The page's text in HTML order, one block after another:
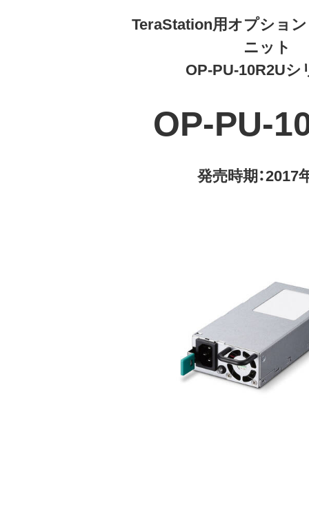
TeraStation用オプショ
ニット
OP-PU-10R2Uシ
OP-PU-
発売時期：2017